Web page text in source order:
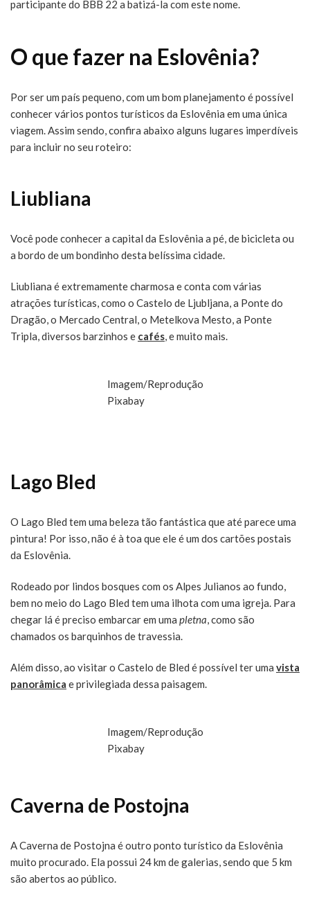
participante do BBB 22 a batizá-la com este nome.
O que fazer na Eslovênia?
Por ser um país pequeno, com um bom planejamento é possível
conhecer vários pontos turísticos da Eslovênia em uma única
viagem. Assim sendo, confira abaixo alguns lugares imperdíveis
para incluir no seu roteiro:
Liubliana
Você pode conhecer a capital da Eslovênia a pé, de bicicleta ou
a bordo de um bondinho desta belíssima cidade.
Liubliana é extremamente charmosa e conta com várias
atrações turísticas, como o Castelo de Ljubljana, a Ponte do
Dragão, o Mercado Central, o Metelkova Mesto, a Ponte
Tripla, diversos barzinhos e cafés, e muito mais.
Imagem/Reprodução
Pixabay
Lago Bled
O Lago Bled tem uma beleza tão fantástica que até parece uma
pintura! Por isso, não é à toa que ele é um dos cartões postais
da Eslovênia.
Rodeado por lindos bosques com os Alpes Julianos ao fundo,
bem no meio do Lago Bled tem uma ilhota com uma igreja. Para
chegar lá é preciso embarcar em uma pletna, como são
chamados os barquinhos de travessia.
Além disso, ao visitar o Castelo de Bled é possível ter uma vista
panorâmica e privilegiada dessa paisagem.
Imagem/Reprodução
Pixabay
Caverna de Postojna
A Caverna de Postojna é outro ponto turístico da Eslovênia
muito procurado. Ela possui 24 km de galerias, sendo que 5 km
são abertos ao público.